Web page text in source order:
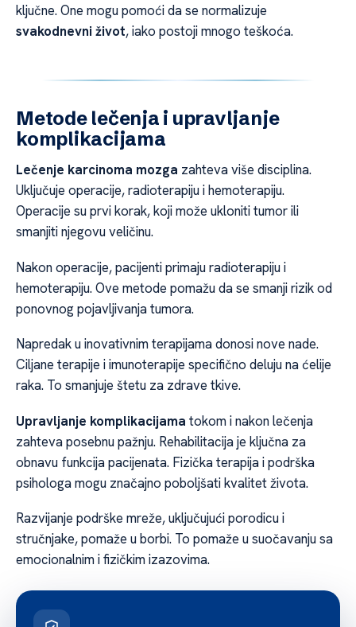
ključne. One mogu pomoći da se normalizuje
svakodnevni život, iako postoji mnogo teškoća.
Metode lečenja i upravljanje
komplikacijama
Lečenje karcinoma mozga zahteva više disciplina.
Uključuje operacije, radioterapiju i hemoterapiju.
Operacije su prvi korak, koji može ukloniti tumor ili
smanjiti njegovu veličinu.
Nakon operacije, pacijenti primaju radioterapiju i
hemoterapiju. Ove metode pomažu da se smanji rizik od
ponovnog pojavljivanja tumora.
Napredak u inovativnim terapijama donosi nove nade.
Ciljane terapije i imunoterapije specifično deluju na ćelije
raka. To smanjuje štetu za zdrave tkive.
Upravljanje komplikacijama tokom i nakon lečenja
zahteva posebnu pažnju. Rehabilitacija je ključna za
obnavu funkcija pacijenata. Fizička terapija i podrška
psihologa mogu značajno poboljšati kvalitet života.
Razvijanje podrške mreže, uključujući porodicu i
stručnjake, pomaže u borbi. To pomaže u suočavanju sa
emocionalnim i fizičkim izazovima.